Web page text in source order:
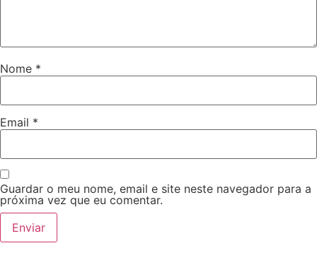
Nome *
Email *
Guardar o meu nome, email e site neste navegador para a
próxima vez que eu comentar.